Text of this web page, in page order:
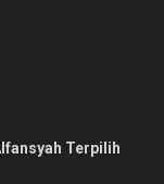
Terpilih